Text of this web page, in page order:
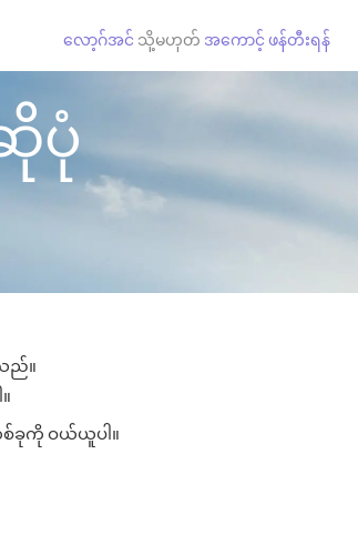
လော့ဂ်အင် သို့မဟုတ် အကောင့် ဖန်တီးရန်
ပုံ
ည်။
စ်ခုကို ဝယ်ယူပါ။